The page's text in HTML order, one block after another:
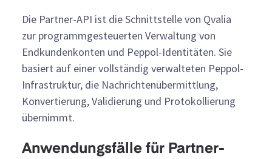
Die Partner-API ist die Schnittstelle von Qvalia
zur programmgesteuerten Verwaltung von
Endkundenkonten und Peppol-Identitäten. Sie
basiert auf einer vollständig verwalteten Peppol-
Infrastruktur, die Nachrichtenübermittlung,
Konvertierung, Validierung und Protokollierung
übernimmt.
Anwendungsfälle für Partner-